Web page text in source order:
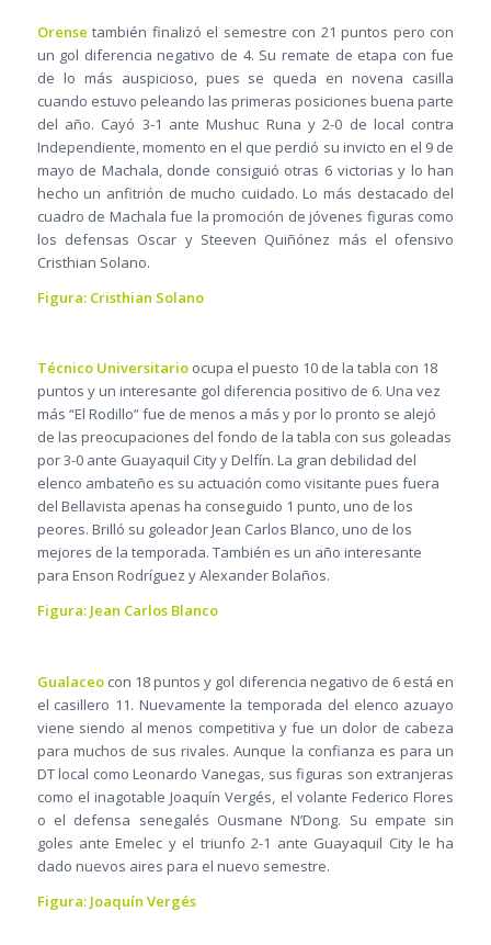
Orense también finalizó el semestre con 21 puntos pero con
un gol diferencia negativo de 4. Su remate de etapa con fue
de lo más auspicioso, pues se queda en novena casilla
cuando estuvo peleando las primeras posiciones buena parte
del año. Cayó 3-1 ante Mushuc Runa y 2-0 de local contra
Independiente, momento en el que perdió su invicto en el 9 de
mayo de Machala, donde consiguió otras 6 victorias y lo han
hecho un anfitrión de mucho cuidado. Lo más destacado del
cuadro de Machala fue la promoción de jóvenes figuras como
los defensas Oscar y Steeven Quiñónez más el ofensivo
Cristhian Solano.
Figura: Cristhian Solano
Técnico Universitarioocupa el puesto 10 de la tabla con 18
puntos y un interesante gol diferencia positivo de 6. Una vez
más “El Rodillo” fue de menos a más y por lo pronto se alejó
de las preocupaciones del fondo de la tabla con sus goleadas
por 3-0 ante Guayaquil City y Delfín. La gran debilidad del
elenco ambateño es su actuación como visitante pues fuera
del Bellavista apenas ha conseguido 1 punto, uno de los
peores. Brilló su goleador Jean Carlos Blanco, uno de los
mejores de la temporada. También es un año interesante
para Enson Rodríguez y Alexander Bolaños.
Figura: Jean Carlos Blanco
Gualaceocon 18 puntos y gol diferencia negativo de 6 está en
el casillero 11. Nuevamente la temporada del elenco azuayo
viene siendo al menos competitiva y fue un dolor de cabeza
para muchos de sus rivales. Aunque la confianza es para un
DT local como Leonardo Vanegas, sus figuras son extranjeras
como el inagotable Joaquín Vergés, el volante Federico Flores
o el defensa senegalés Ousmane N’Dong. Su empate sin
goles ante Emelec y el triunfo 2-1 ante Guayaquil City le ha
dado nuevos aires para el nuevo semestre.
Figura: Joaquín Vergés